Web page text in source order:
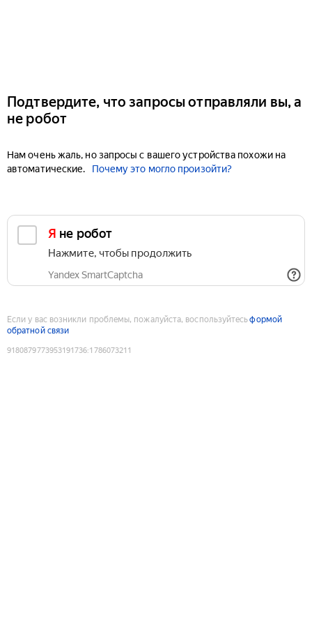
Подтвердите, что запросы отправляли вы, а
не робот
Нам очень жаль, но запросы с вашего устройства похожи на
автоматические.
Почему это могло произойти?
Я не робот
Нажмите, чтобы продолжить
Yandex SmartCaptcha
Если у вас возникли проблемы, пожалуйста, воспользуйтесьформой
обратной связи
9180879773953191736:1786073211